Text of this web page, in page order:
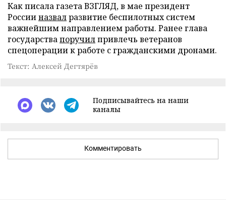
Как писала газета ВЗГЛЯД, в мае президент
Россииназвалразвитие беспилотных систем
важнейшим направлением работы. Ранее глава
государствапоручилпривлечь ветеранов
спецоперации к работе с гражданскими дронами.
Текст: Алексей Дегтярёв
Подписывайтесь на наши
каналы
Комментировать